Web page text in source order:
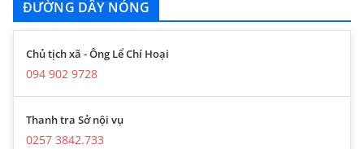
ĐƯỜNG DÂY NÓNG
Chủ tịch xã - Ông Lể Chí Hoại
094 902 9728
Thanh tra Sở nội vụ
0257 3842.733